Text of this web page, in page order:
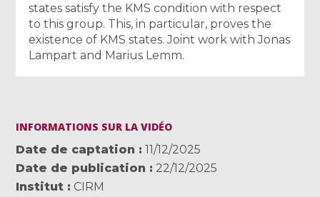
states satisfy the KMS condition with respect
to this group. This, in particular, proves the
existence of KMS states. Joint work with Jonas
Lampart and Marius Lemm.
INFORMATIONS SUR LA VIDÉO
Date de captation
11/12/2025
Date de publication
22/12/2025
Institut
CIRM